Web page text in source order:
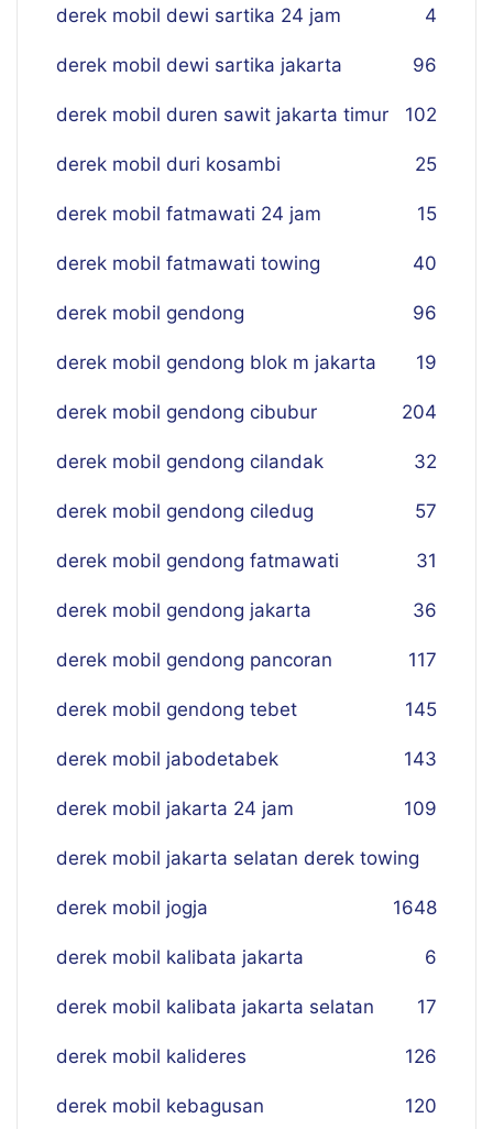
derek mobil dewi sartika 24 jam 4
derek mobil dewi sartika jakarta 96
derek mobil duren sawit jakarta timur 102
derek mobil duri kosambi 25
derek mobil fatmawati 24 jam 15
derek mobil fatmawati towing 40
derek mobil gendong 96
derek mobil gendong blok m jakarta 19
derek mobil gendong cibubur 204
derek mobil gendong cilandak 32
derek mobil gendong ciledug 57
derek mobil gendong fatmawati 31
derek mobil gendong jakarta 36
derek mobil gendong pancoran 117
derek mobil gendong tebet 145
derek mobil jabodetabek 143
derek mobil jakarta 24 jam 109
derek mobil jakarta selatan derek towing
48
derek mobil jogja 16
derek mobil kalibata jakarta 6
derek mobil kalibata jakarta selatan 17
derek mobil kalideres 126
derek mobil kebagusan 120